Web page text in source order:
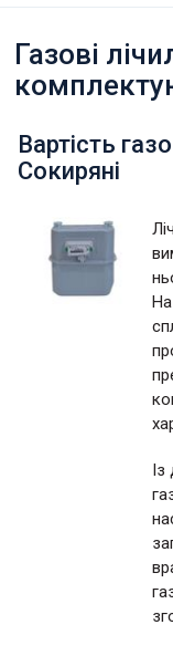
Газові
Вартість
Сокиряні